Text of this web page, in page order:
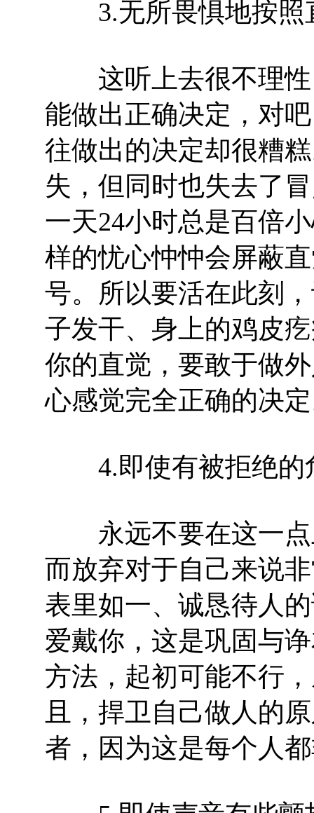
3.无所畏惧地按照
这听上去很不理性
能做出正确决定，对
往做出的决定却很糟
失，但同时也失去了
一天24小时总是百倍
样的忧心忡忡会屏蔽
号。所以要活在此刻
子发干、身上的鸡皮
你的直觉，要敢于做
心感觉完全正确的决
4.即使有被拒绝的
永远不要在这一点
而放弃对于自己来说
表里如一、诚恳待人
爱戴你，这是巩固与
方法，起初可能不行
且，捍卫自己做人的
者，因为这是每个人